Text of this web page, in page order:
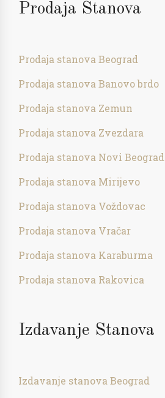
Prodaja Stanova
Prodaja stanova Beograd
Prodaja stanova Banovo brdo
Prodaja stanova Zemun
Prodaja stanova Zvezdara
Prodaja stanova Novi Beograd
Prodaja stanova Mirijevo
Prodaja stanova Voždovac
Prodaja stanova Vračar
Prodaja stanova Karaburma
Prodaja stanova Rakovica
Izdavanje Stanova
Izdavanje stanova Beograd